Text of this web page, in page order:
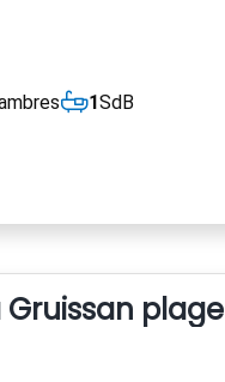
1SdB
plage